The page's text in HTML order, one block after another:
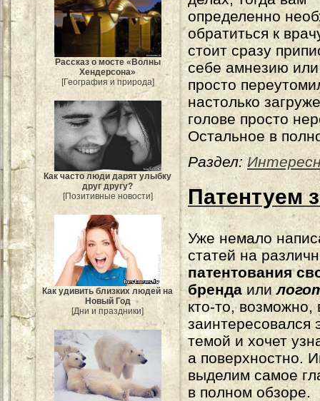
Рассказ о мосте «Волны
Хендерсона»
[География и природа]
Как часто люди дарят улыбку
друг другу?
[Позитивные новости]
Как удивить близких людей на
Новый Год
[Дни и праздники]
определенно
обратиться к
стоит сразу
себе амнезию
просто
настолько
голове просто
Остальное в
Раздел:
Патентуем
Уже немало
статей на
патентования
брендаили
кто-то, возможно,
заинтересовался
темой и хочет
а поверхностно.
выделим самое
в полном обзоре.